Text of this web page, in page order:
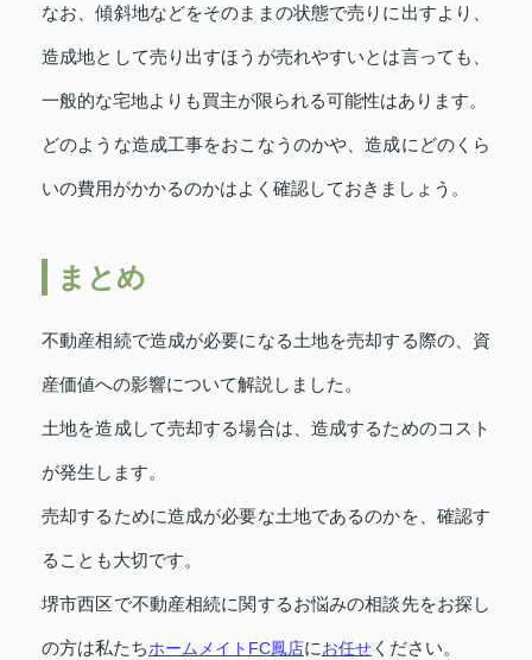
なお、傾斜地などをそのままの状態で売りに出すより、
造成地として売り出すほうが売れやすいとは言っても、
一般的な宅地よりも買主が限られる可能性はあります。
どのような造成工事をおこなうのかや、造成にどのくら
いの費用がかかるのかはよく確認しておきましょう。
まとめ
不動産相続で造成が必要になる土地を売却する際の、資
産価値への影響について解説しました。
土地を造成して売却する場合は、造成するためのコスト
が発生します。
売却するために造成が必要な土地であるのかを、確認す
ることも大切です。
堺市西区で不動産相続に関するお悩みの相談先をお探し
の方は私たちホームメイトFC鳳店にお任せ ください。